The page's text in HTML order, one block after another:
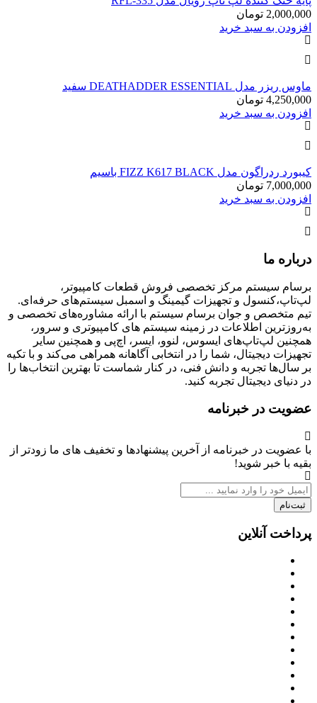
2,000,000 تومان
افزودن به سبد خرید
ماوس ریزر مدل DEATHADDER ESSENTIAL سفید
4,250,000 تومان
افزودن به سبد خرید
کیبورد ردراگون مدل FIZZ K617 BLACK باسیم
7,000,000 تومان
افزودن به سبد خرید
درباره ما
برسام سیستم مرکز تخصصی فروش قطعات کامپیوتر،
لپ‌تاپ،کنسول و تجهیزات گیمینگ و اسمبل سیستم‌های حرفه‌ای.
تیم متخصص و جوان برسام سیستم با ارائه مشاوره‌های تخصصی و
به‌روزترین اطلاعات در زمینه سیستم های کامپیوتری و سرور،
همچنین لپ‌تاپ‌های ایسوس، لنوو، ایسر، اچ‌پی و همچنین سایر
تجهیزات دیجیتال، شما را در انتخابی آگاهانه همراهی می‌کند و با تکیه
بر سال‌ها تجربه و دانش فنی، در کنار شماست تا بهترین انتخاب‌ها را
در دنیای دیجیتال تجربه کنید.
عضویت در خبرنامه
با عضویت در خبرنامه از آخرین پیشنهادها و تخفیف های ما زودتر از
بقیه با خبر شوید!
ثبت‌نام
پرداخت آنلاین